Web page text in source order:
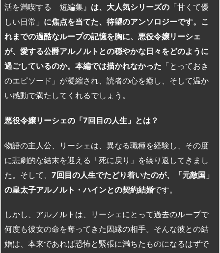
活を満喫する 短編集』 は、大人気シリーズの 「甘くて優
しい日常」 に焦点を当てた、待望のアンソロジーです。こ
れまでの過酷なループの記憶を胸に、悪役令嬢リーシェ
が、愛する公爵アルノルトとの穏やかな日々をどのように
過ごしているのか。本編では描かれなかった 「とっておき
のエピソード」が凝縮され、読者の心を癒し、そして温か
い感動で満たしてくれるでしょう。
悪役令嬢リーシェの「7回目の人生」とは？
物語の主人公、リーシェは、異なる職種を経験し、その度
に悲劇的な結末を迎える「死に戻り」を繰り返してきまし
た。そして、 7回目の人生でたどり着いたのが、「元敵国」
の皇太子アルノルト・ハインとの契約結婚です。
しかし、アルノルトは、リーシェにとって過去のループで
何度も彼女の命を奪ってきた因縁の相手。そんな彼との結
婚は、本来であれば恐怖と緊張に満ちたものになるはずで